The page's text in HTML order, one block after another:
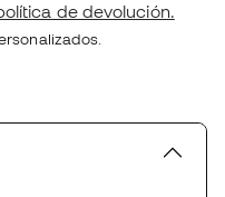
de devolución.